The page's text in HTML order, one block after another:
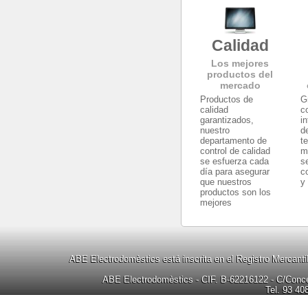
Calidad
Los mejores
productos del
mercado
Productos de
calidad
garantizados,
nuestro
departamento de
control de calidad
se esfuerza cada
día para asegurar
que nuestros
productos son los
mejores
y
ABE Electrodomèstics está inscrita en el Registro
ABE Electrodomèstics - CIF. B-62216122 - C/
Tel. 93